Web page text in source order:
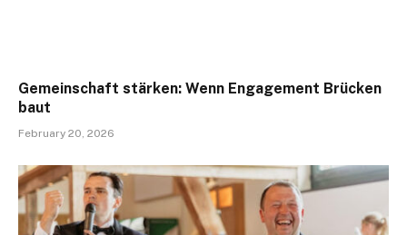
Gemeinschaft stärken: Wenn Engagement Brücken
baut
February 20, 2026